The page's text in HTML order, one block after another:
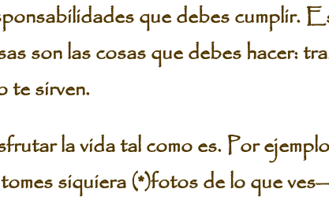
que debes cumplir.
son las cosas que debes hacer:
te sirven.
la vida tal como es. Por
siquiera (*)fotos de lo que